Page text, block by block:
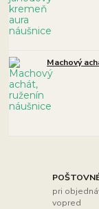
Machový
pri
vopred